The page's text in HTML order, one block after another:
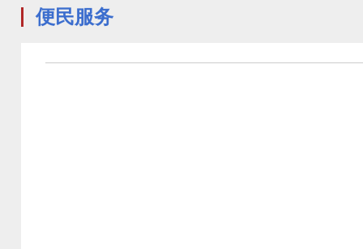
便民服务